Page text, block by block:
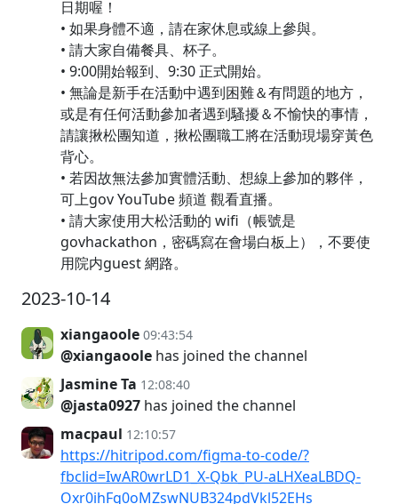
日期喔！
• 如果身體不適，請在家休息或線上參與。
• 請大家自備餐具、杯子。
• 9:00開始報到、9:30 正式開始。
• 無論是新手在活動中遇到困難＆有問題的地方，
或是有任何活動參加者遇到騷擾＆不愉快的事情，
請讓揪松團知道，揪松團職工將在活動現場穿黃色
背心。
• 若因故無法參加實體活動、想線上參加的夥伴，
可上gov YouTube 頻道 觀看直播。
• 請大家使用大松活動的 wifi（帳號是
govhackathon，密碼寫在會場白板上），不要使
用院内guest 網路。
2023-10-14
xiangaoole 09:43:54
@xiangaoole has joined the channel
Jasmine Ta 12:08:40
@jasta0927 has joined the channel
macpaul 12:10:57
https://hitripod.com/figma-to-code/?
fbclid=IwAR0wrLD1_X-Qbk_PU-aLHXeaLBDQ-
Oxr0ihFg0oMZswNUB324pdVkl52EHs